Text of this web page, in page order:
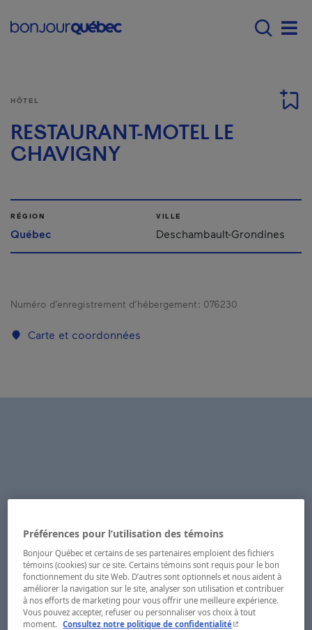
Main navigation -
HÔTEL
RESTAURANT-MOTEL LE
CHAVIGNY
RÉGION
Québec
VILLE
Deschambault-Grondines
Numéro d’enregistrement d’hébergement : 076230
Carte et coordonnées
Préférences pour l’utilisation des témoins
Bonjour Québec et certains de ses partenaires emploient des fichiers
témoins (cookies) sur ce site. Certains témoins sont requis pour le bon
fonctionnement du site Web. D’autres sont optionnels et nous aident à
améliorer la navigation sur le site, analyser son utilisation et contribuer
à nos efforts de marketing pour vous offrir une meilleure expérience.
Vous pouvez accepter, refuser ou personnaliser vos choix à tout
moment.
Consultez notre politique de confidentialité- Cet hyperlien